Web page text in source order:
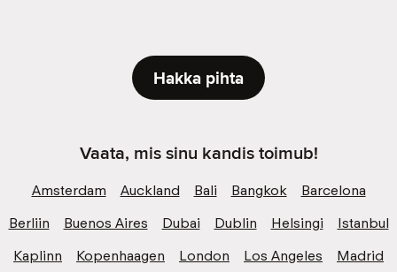
Hakka pihta
Vaata, mis sinu kandis toimub!
Amsterdam Auckland Bali Bangkok
Barcelona
Berliin
Buenos Aires Dubai Dublin Helsingi
Istanbul
Kaplinn
Kopenhaagen London Los Angeles
Madrid